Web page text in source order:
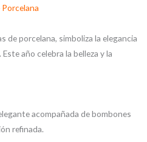
de porcelana, simboliza la elegancia
año celebra la belleza y la
acompañada de bombones
refinada.